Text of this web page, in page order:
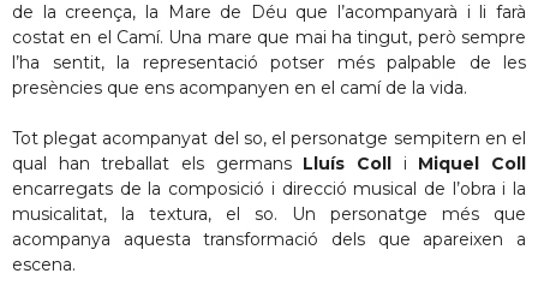
de la creença, la Mare de Déu que l’acompanyarà i li farà
costat en el Camí. Una mare que mai ha tingut, però sempre
l’ha sentit, la representació potser més palpable de les
presències que ens acompanyen en el camí de la vida.
Tot plegat acompanyat del so, el personatge sempitern en el
qual han treballat els germansLluís Coll i Miquel Coll
encarregats de la composició i direcció musical de l’obra i la
musicalitat, la textura, el so. Un personatge més que
acompanya aquesta transformació dels que apareixen a
escena.